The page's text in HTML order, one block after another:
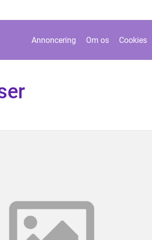
Annoncering Om os Cookies